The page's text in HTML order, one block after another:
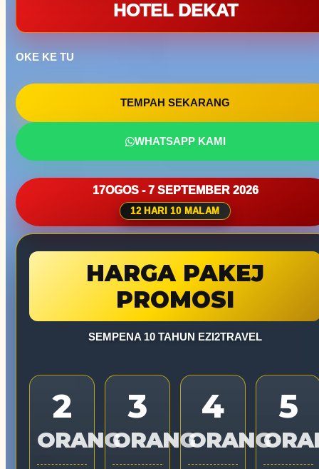
HOTEL DEKAT
OKE KE TU
TEMPAH SEKARANG
WHATSAPP KAMI
17OGOS - 7 SEPTEMBER 2026
12 HARI 10 MALAM
HARGA PAKEJ
PROMOSI
SEMPENA 10 TAHUN EZI2TRAVEL
2
ORANG
3
ORANG
4
ORANG
5